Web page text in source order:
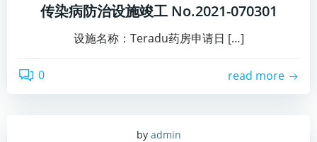
传染病防治设施竣工 No.2021-070301
设施名称：Teradu药房申请日 […]
0 read more
by admin